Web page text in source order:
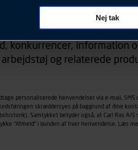
hvad der klikkes på, sider/indhold der
(computer, smartphone mv.) samt de
sig på. Til dette formål behandles
af vores platforme (hjemmeside og
browsertype, søgeord, IP-
der anvendes.
Nej tak
konkurrencer,
arbejdstøj og relaterede
personaliserede henvendelser via e-mail,
skræddersyes på baggrund af dine
Samtykket betyder også, at Carl Ras A/
"Afmeld" i bunden af hver henvendelse. Læs